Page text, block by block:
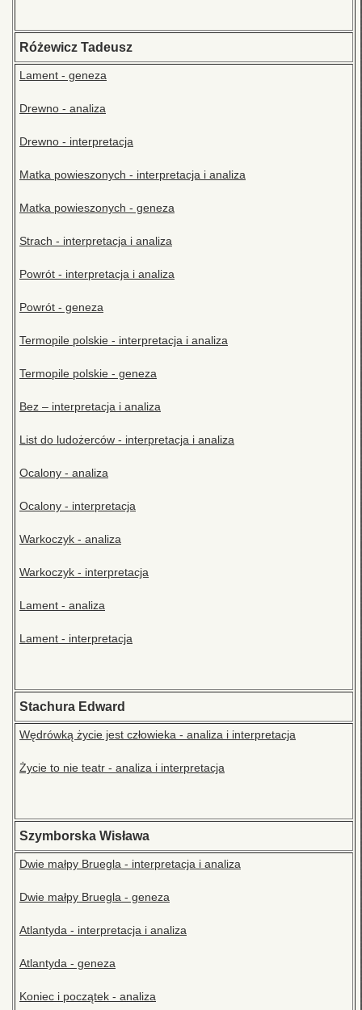
Różewicz Tadeusz
Lament - geneza
Drewno - analiza
Drewno - interpretacja
Matka powieszonych - interpretacja i analiza
Matka powieszonych - geneza
Strach - interpretacja i analiza
Powrót - interpretacja i analiza
Powrót - geneza
Termopile polskie - interpretacja i analiza
Termopile polskie - geneza
Bez – interpretacja i analiza
List do ludożerców - interpretacja i analiza
Ocalony - analiza
Ocalony - interpretacja
Warkoczyk - analiza
Warkoczyk - interpretacja
Lament - analiza
Lament - interpretacja
Stachura Edward
Wędrówką życie jest człowieka - analiza i interpretacja
Życie to nie teatr - analiza i interpretacja
Szymborska Wisława
Dwie małpy Bruegla - interpretacja i analiza
Dwie małpy Bruegla - geneza
Atlantyda - interpretacja i analiza
Atlantyda - geneza
Koniec i początek - analiza